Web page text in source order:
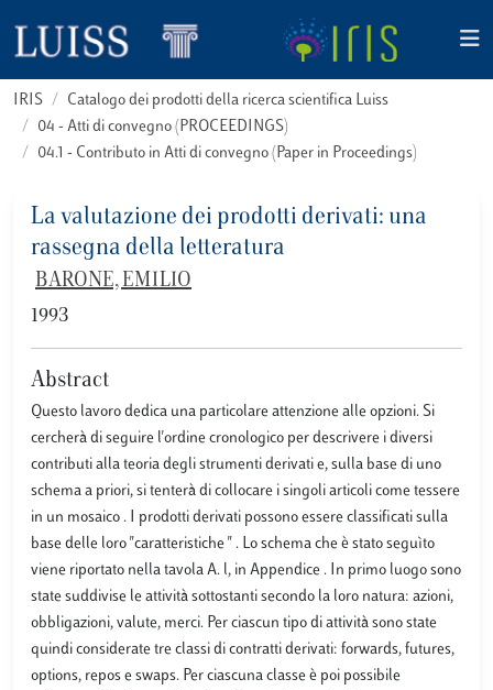
IRIS
Catalogo dei prodotti della ricerca scientifica Luiss
04 - Atti di convegno (PROCEEDINGS)
04.1 - Contributo in Atti di convegno (Paper in Proceedings)
La valutazione dei prodotti derivati: una
rassegna della letteratura
BARONE, EMILIO
1993
Abstract
Questo lavoro dedica una particolare attenzione alle opzioni. Si
cercherà di seguire l'ordine cronologico per descrivere i diversi
contributi alla teoria degli strumenti derivati e, sulla base di uno
schema a priori, si tenterà di collocare i singoli articoli come tessere
in un mosaico . I prodotti derivati possono essere classificati sulla
base delle loro "caratteristiche " . Lo schema che è stato seguìto
viene riportato nella tavola A. l, in Appendice . In primo luogo sono
state suddivise le attività sottostanti secondo la loro natura: azioni,
obbligazioni, valute, merci. Per ciascun tipo di attività sono state
quindi considerate tre classi di contratti derivati: forwards, futures,
options, repos e swaps. Per ciascuna classe è poi possibile